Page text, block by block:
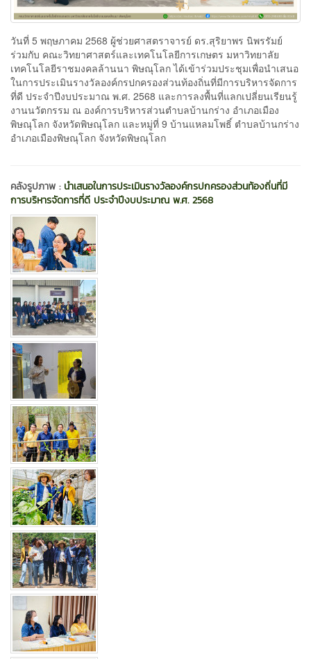
วันที่ 5 พฤษภาคม 2568 ผู้ช่วยศาสตราจารย์ ดร.สุริยาพร นิพรรัมย์
ร่วมกับ คณะวิทยาศาสตร์และเทคโนโลยีการเกษตร มหาวิทยาลัย
เทคโนโลยีราชมงคลล้านนา พิษณุโลก ได้เข้าร่วมประชุมเพื่อนำเสนอ
ในการประเมินรางวัลองค์กรปกครองส่วนท้องถิ่นที่มีการบริหารจัดการ
ที่ดี ประจำปีงบประมาณ พ.ศ. 2568 และการลงพื้นที่แลกเปลี่ยนเรียนรู้
งานนวัตกรรม ณ องค์การบริหารส่วนตำบลบ้านกร่าง อำเภอเมือง
พิษณุโลก จังหวัดพิษณุโลก และหมู่ที่ 9 บ้านแหลมโพธิ์ ตำบลบ้านกร่าง
อำเภอเมืองพิษณุโลก จังหวัดพิษณุโลก
คลังรูปภาพ : นำเสนอในการประเมินรางวัลองค์กรปกครองส่วนท้องถิ่นที่มี
การบริหารจัดการที่ดี ประจำปีงบประมาณ พ.ศ. 2568